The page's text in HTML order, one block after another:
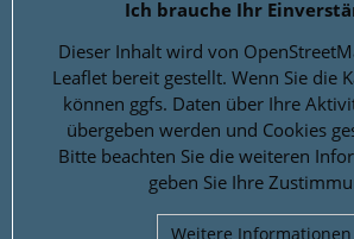
Ich brauche Ihr
Dieser Inhalt wird von
Leaflet bereit gestellt. Wenn Sie die
können ggfs. Daten über Ihre
übergeben werden und Cookies
Bitte beachten Sie die weiteren
geben Sie Ihre
Weitere Informationen